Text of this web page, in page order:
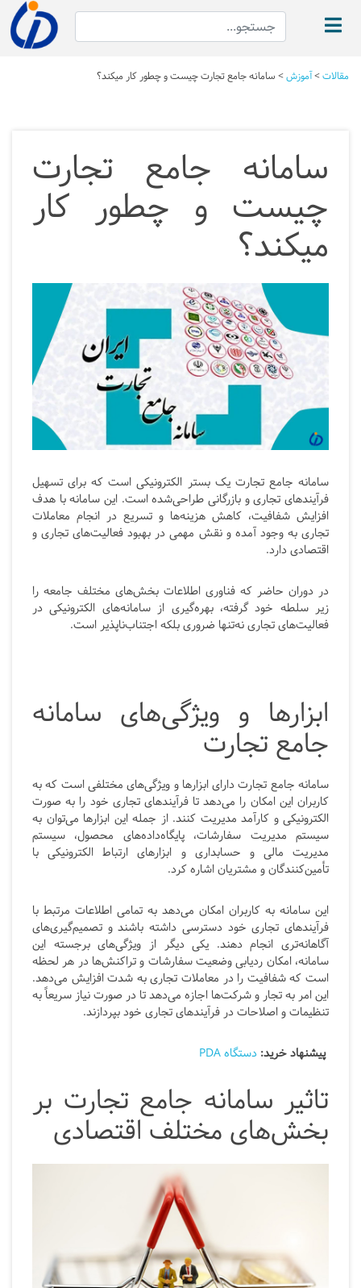
مقالات>آموزش> سامانه جامع تجارت چیست و چطور کار میکند؟
سامانه جامع تجارت
چیست و چطور کار
میکند؟
سامانه جامع تجارت یک بستر الکترونیکی است که برای تسهیل
فرآیندهای تجاری و بازرگانی طراحی‌شده است. این سامانه با هدف
افزایش شفافیت، کاهش هزینه‌ها و تسریع در انجام معاملات
تجاری به وجود آمده و نقش مهمی در بهبود فعالیت‌های تجاری و
اقتصادی دارد.
در دوران حاضر که فناوری اطلاعات بخش‌های مختلف جامعه را
زیر سلطه خود گرفته، بهره‌گیری از سامانه‌های الکترونیکی در
فعالیت‌های تجاری نه‌تنها ضروری بلکه اجتناب‌ناپذیر است.
ابزارها و ویژگی‌های سامانه
جامع تجارت
سامانه جامع تجارت دارای ابزارها و ویژگی‌های مختلفی است که به
کاربران این امکان را می‌دهد تا فرآیندهای تجاری خود را به صورت
الکترونیکی و کارآمد مدیریت کنند. از جمله این ابزارها می‌توان به
سیستم مدیریت سفارشات، پایگاه‌داده‌های محصول، سیستم
مدیریت مالی و حسابداری و ابزارهای ارتباط الکترونیکی با
تأمین‌کنندگان و مشتریان اشاره کرد.
این سامانه به کاربران امکان می‌دهد به تمامی اطلاعات مرتبط با
فرآیندهای تجاری خود دسترسی داشته باشند و تصمیم‌گیری‌های
آگاهانه‌تری انجام دهند. یکی دیگر از ویژگی‌های برجسته این
سامانه، امکان ردیابی وضعیت سفارشات و تراکنش‌ها در هر لحظه
است که شفافیت را در معاملات تجاری به شدت افزایش می‌دهد.
این امر به تجار و شرکت‌ها اجازه می‌دهد تا در صورت نیاز سریعاً به
تنظیمات و اصلاحات در فرآیندهای تجاری خود بپردازند.
پیشنهاد خرید: دستگاه PDA
تاثیر سامانه جامع تجارت بر
بخش‌های مختلف اقتصادی